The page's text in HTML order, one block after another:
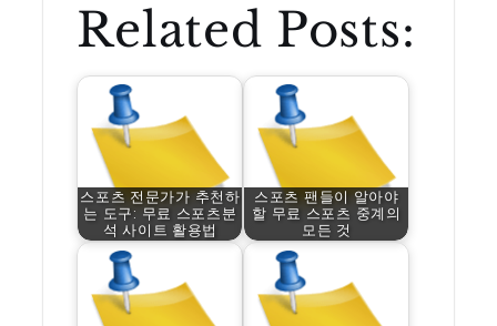
Related Posts:
스포츠 전문가가 추천하
는 도구: 무료 스포츠분
석 사이트 활용법
스포츠 팬들이 알아야
할 무료 스포츠 중계의
모든 것